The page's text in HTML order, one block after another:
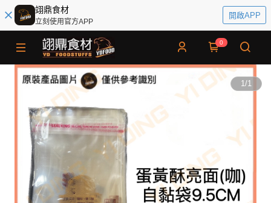
翊鼎食材
立刻使用官方APP
開啟APP
0
1/1